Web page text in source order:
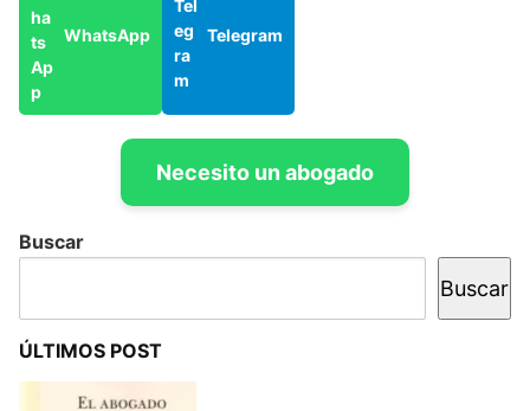
WhatsApp Telegram
Necesito un abogado
Buscar
Buscar
ÚLTIMOS POST